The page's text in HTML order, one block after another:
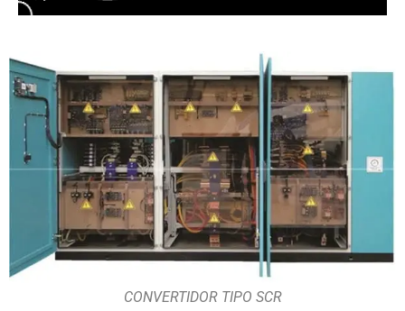
CONVERTIDOR TIPO SCR